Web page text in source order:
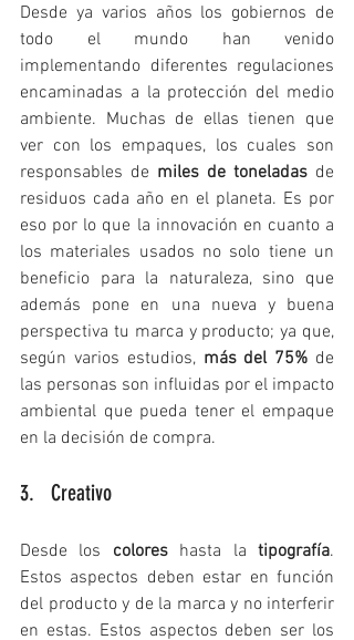
Desde ya varios años los gobiernos de
todo el mundo han venido
implementando diferentes regulaciones
encaminadas a la protección del medio
ambiente. Muchas de ellas tienen que
ver con los empaques, los cuales son
responsables de miles de toneladas de
residuos cada año en el planeta. Es por
eso por lo que la innovación en cuanto a
los materiales usados no solo tiene un
beneficio para la naturaleza, sino que
además pone en una nueva y buena
perspectiva tu marca y producto; ya que,
según varios estudios, más del 75% de
las personas son influidas por el impacto
ambiental que pueda tener el empaque
en la decisión de compra.
3.   Creativo
Desde los colores hasta la tipografía.
Estos aspectos deben estar en función
del producto y de la marca y no interferir
en estas. Estos aspectos deben ser los